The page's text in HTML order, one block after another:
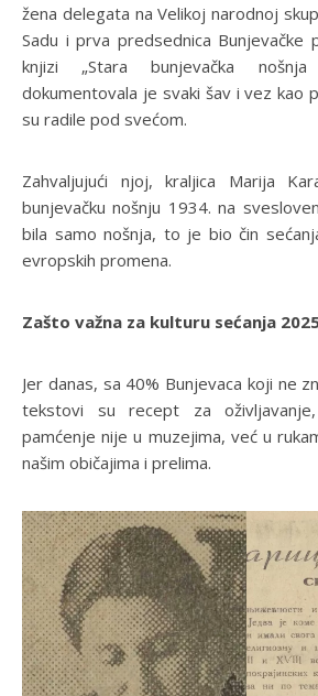
žena delegata na Velikoj narodnoj
Sadu i prva predsednica Bunjevačke
knjizi „Stara bunjevačka
dokumentovala je svaki šav i vez kao
su radile pod svećom.
Zahvaljujući njoj, kraljica Marija
bunjevačku nošnju 1934. na
bila samo nošnja, to je bio čin
evropskih promena.
Zašto važna za kulturu sećanja
Jer danas, sa 40% Bunjevaca koji ne
tekstovi su recept za
pamćenje nije u muzejima, već u
našim običajima i prelima.